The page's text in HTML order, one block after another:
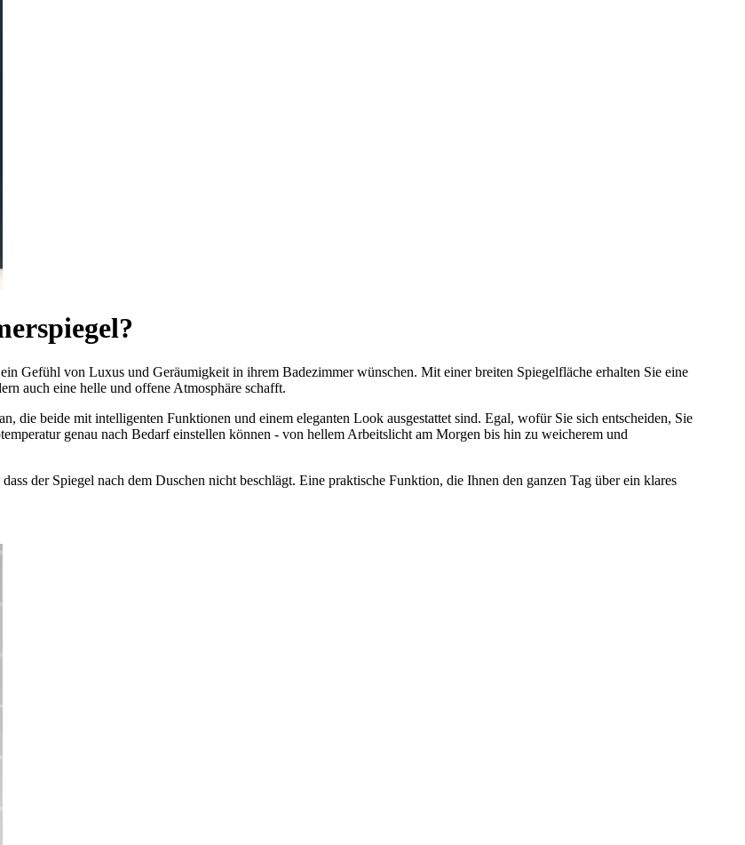
Gefühl von Luxus und Geräumigkeit in ihrem Badezimmer wünschen. Mit einer breiten Spiegelfläche erhalten Sie eine
auch eine helle und offene Atmosphäre schafft.
die beide mit intelligenten Funktionen und einem eleganten Look ausgestattet sind. Egal, wofür Sie sich entscheiden, Sie
genau nach Bedarf einstellen können - von hellem Arbeitslicht am Morgen bis hin zu weicherem und
der Spiegel nach dem Duschen nicht beschlägt. Eine praktische Funktion, die Ihnen den ganzen Tag über ein klares